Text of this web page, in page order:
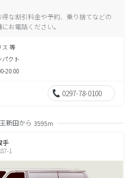
な割引料金や予約、乗り捨てなどの
お電話ください。
ス 等
パクト
20:00
0297-78-0100
新田から 3595m
手
1